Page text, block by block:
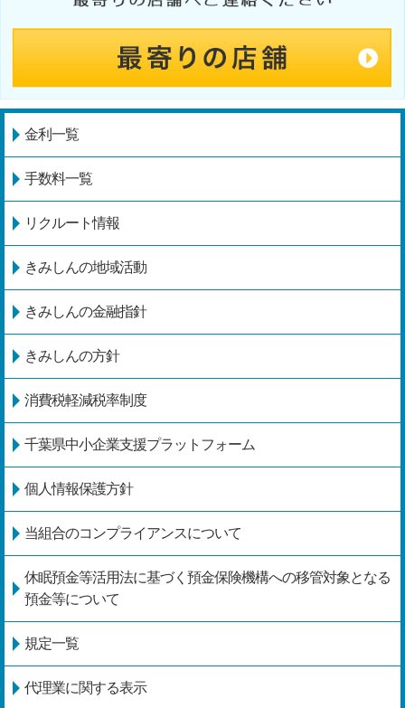
金利一覧
手数料一覧
リクルート情報
きみしんの地域活動
きみしんの金融指針
きみしんの方針
消費税軽減税率制度
千葉県中小企業支援プラットフォーム
個人情報保護方針
当組合のコンプライアンスについて
休眠預金等活用法に基づく預金保険機構への移管対象となる
預金等について
規定一覧
代理業に関する表示